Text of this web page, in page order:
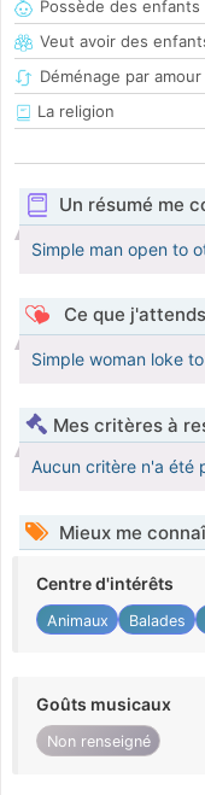
Possède des enfants
Veut avoir des
Déménage par amour
La religion
Un résumé me
Simple man open to
Ce que
Simple woman loke
Mes critères à
Aucun critère n'a été
Mieux me
Centre d'intérêts
Animaux Balades
Goûts musicaux
Non renseigné